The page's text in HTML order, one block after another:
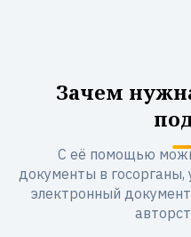
Зачем
С её помощью
документы в госорганы,
электронный